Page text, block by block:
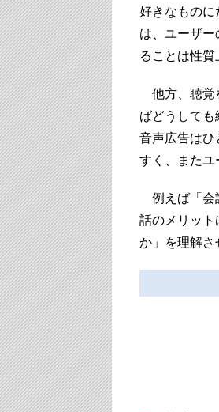
好きなものに
は、ユーザ
ることは性質
他方、聴覚
ばどうしても
音声広告はひ
すく、またユ
例えば「会
話のメリット
か」を理解さ